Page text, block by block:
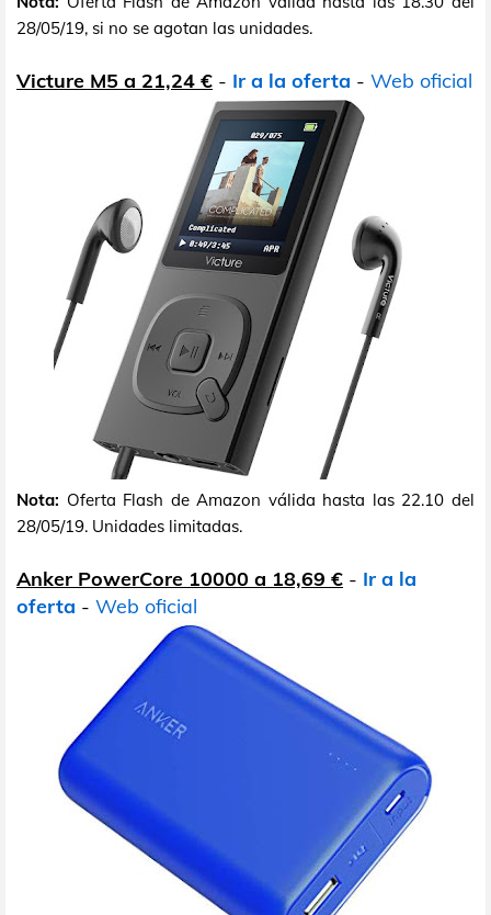
28/05/19, si no se agotan las unidades.
Victure M5 a 21,24 € - Ir a la oferta - Web oficial
Nota: Oferta Flash de Amazon válida hasta las 22.10 del
28/05/19. Unidades limitadas.
Anker PowerCore 10000 a 18,69 € - Ir a la
oferta - Web oficial